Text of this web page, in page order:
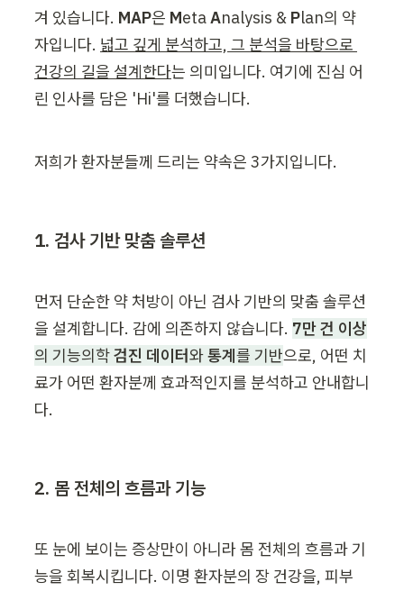
겨 있습니다. MAP은 Meta Analysis & Plan의 약
자입니다. 넓고 깊게 분석하고, 그 분석을 바탕으로
건강의 길을 설계한다는 의미입니다. 여기에 진심 어
린 인사를 담은 'Hi'를 더했습니다.
저희가 환자분들께 드리는 약속은 3가지입니다.
1. 검사 기반 맞춤 솔루션
먼저 단순한 약 처방이 아닌 검사 기반의 맞춤 솔루션
을 설계합니다. 감에 의존하지 않습니다. 7만 건 이상
의 기능의학 검진 데이터와 통계를 기반으로, 어떤 치
료가 어떤 환자분께 효과적인지를 분석하고 안내합니
다.
2. 몸 전체의 흐름과 기능
또 눈에 보이는 증상만이 아니라 몸 전체의 흐름과 기
능을 회복시킵니다. 이명 환자분의 장 건강을, 피부